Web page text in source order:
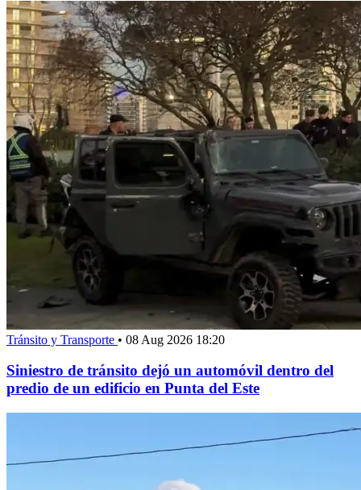
Tránsito y Transporte • 08 Aug 2026 18:20
Siniestro de tránsito dejó un automóvil dentro del
predio de un edificio en Punta del Este